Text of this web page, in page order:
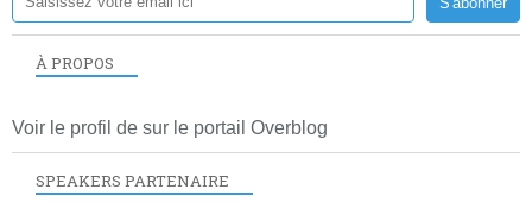
À PROPOS
Voir le profil de sur le portail Overblog
SPEAKERS PARTENAIRE